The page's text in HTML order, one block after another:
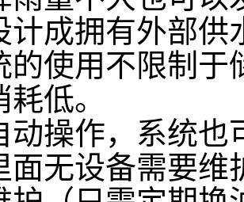
成拥有外部供
使用不限制于
低。
操作，系统也
无设备需要维